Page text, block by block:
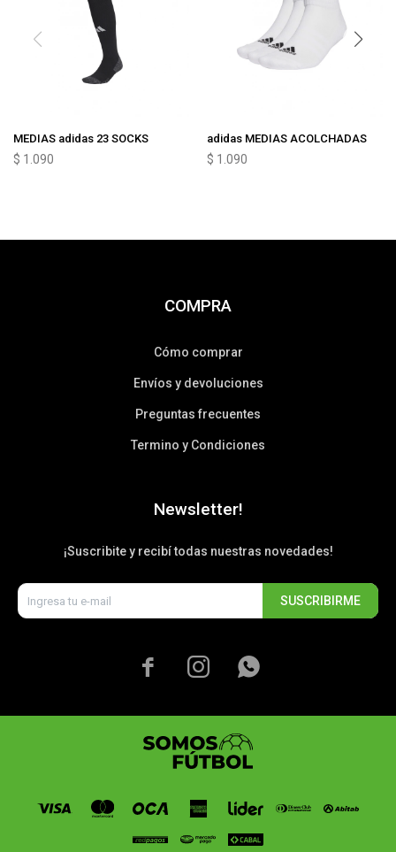
MEDIAS adidas 23 SOCKS
$ 1.090
adidas MEDIAS ACOLCHADAS
$ 1.090
COMPRA
Cómo comprar
Envíos y devoluciones
Preguntas frecuentes
Termino y Condiciones
Newsletter!
¡Suscribite y recibí todas nuestras novedades!
SUSCRIBIRME
  